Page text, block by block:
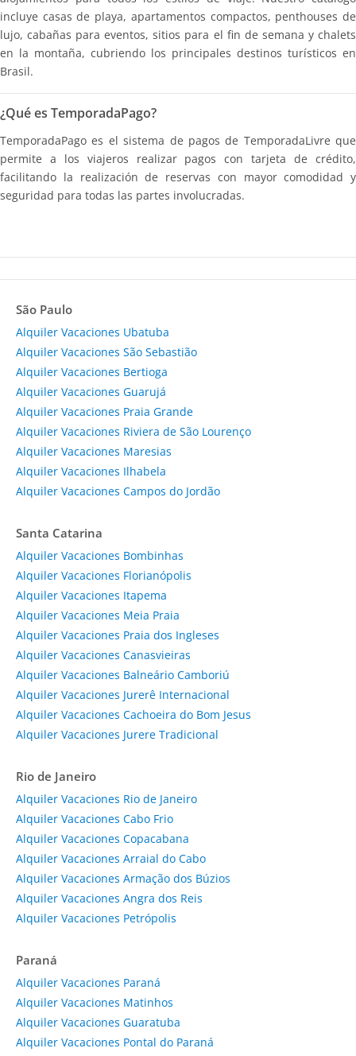
incluye casas de playa, apartamentos compactos, penthouses de
lujo, cabañas para eventos, sitios para el fin de semana y chalets
en la montaña, cubriendo los principales destinos turísticos en
Brasil.
¿Qué es TemporadaPago?
TemporadaPago es el sistema de pagos de TemporadaLivre que
permite a los viajeros realizar pagos con tarjeta de crédito,
facilitando la realización de reservas con mayor comodidad y
seguridad para todas las partes involucradas.
São Paulo
Alquiler Vacaciones Ubatuba
Alquiler Vacaciones São Sebastião
Alquiler Vacaciones Bertioga
Alquiler Vacaciones Guarujá
Alquiler Vacaciones Praia Grande
Alquiler Vacaciones Riviera de São Lourenço
Alquiler Vacaciones Maresias
Alquiler Vacaciones Ilhabela
Alquiler Vacaciones Campos do Jordão
Santa Catarina
Alquiler Vacaciones Bombinhas
Alquiler Vacaciones Florianópolis
Alquiler Vacaciones Itapema
Alquiler Vacaciones Meia Praia
Alquiler Vacaciones Praia dos Ingleses
Alquiler Vacaciones Canasvieiras
Alquiler Vacaciones Balneário Camboriú
Alquiler Vacaciones Jurerê Internacional
Alquiler Vacaciones Cachoeira do Bom Jesus
Alquiler Vacaciones Jurere Tradicional
Rio de Janeiro
Alquiler Vacaciones Rio de Janeiro
Alquiler Vacaciones Cabo Frio
Alquiler Vacaciones Copacabana
Alquiler Vacaciones Arraial do Cabo
Alquiler Vacaciones Armação dos Búzios
Alquiler Vacaciones Angra dos Reis
Alquiler Vacaciones Petrópolis
Paraná
Alquiler Vacaciones Paraná
Alquiler Vacaciones Matinhos
Alquiler Vacaciones Guaratuba
Alquiler Vacaciones Pontal do Paraná